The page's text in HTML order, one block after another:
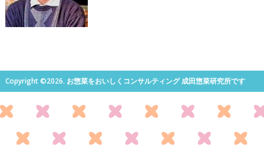
Copyright ©2026. お惣菜をおいしくコンサルティング 成田惣菜研究所です